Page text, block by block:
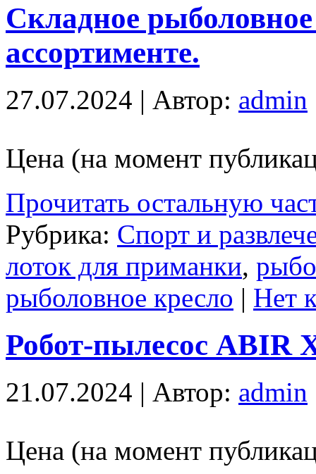
Складное
ассортименте.
27.07.2024 | Автор: admin
Цена (на момент
Прочитать остальную
Рубрика: Спорт и
лоток для приманки,
рыболовное кресло | Нет
Робот-пылесос ABIR
21.07.2024 | Автор: admin
Цена (на момент